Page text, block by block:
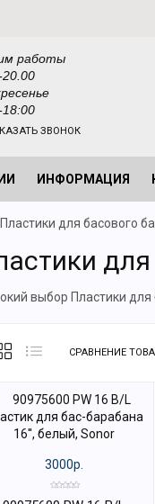
работы
ЗВОНОК
ИНФОРМАЦИЯ
Пластики для басового
выбор Пластики для
СРАВНЕНИЕ
3000р.